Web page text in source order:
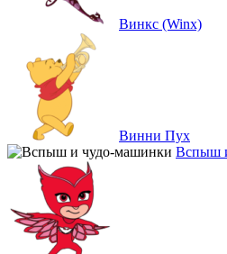
Винкс (Winx)
Винни Пух
Вспыш